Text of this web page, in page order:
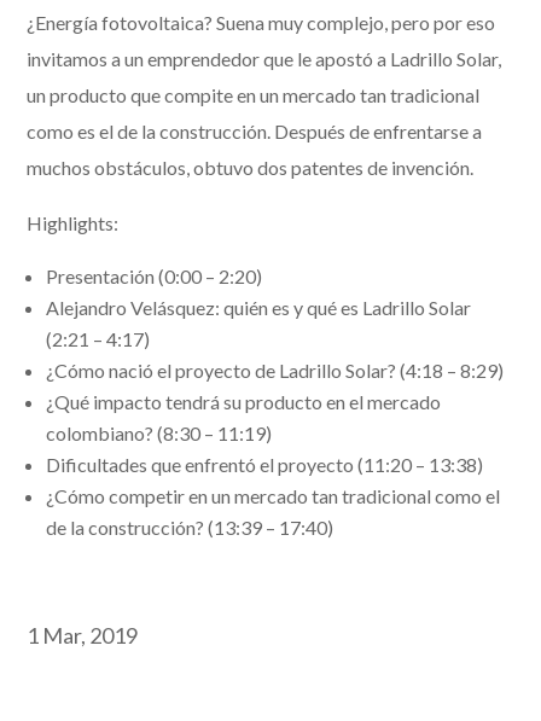
¿Energía fotovoltaica? Suena muy complejo, pero por eso
invitamos a un emprendedor que le apostó a Ladrillo Solar,
un producto que compite en un mercado tan tradicional
como es el de la construcción. Después de enfrentarse a
muchos obstáculos, obtuvo dos patentes de invención.
Highlights:
Presentación (0:00 – 2:20)
Alejandro Velásquez: quién es y qué es Ladrillo Solar
(2:21 – 4:17)
¿Cómo nació el proyecto de Ladrillo Solar? (4:18 – 8:29)
¿Qué impacto tendrá su producto en el mercado
colombiano? (8:30 – 11:19)
Dificultades que enfrentó el proyecto (11:20 – 13:38)
¿Cómo competir en un mercado tan tradicional como el
de la construcción? (13:39 – 17:40)
1 Mar, 2019